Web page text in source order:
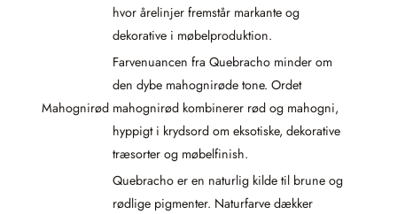
hvor årelinjer fremstår markante og
dekorative i møbelproduktion.
Mahognirød
Farvenuancen fra Quebracho minder om
den dybe mahognirøde tone. Ordet
mahognirød kombinerer rød og mahogni,
hyppigt i krydsord om eksotiske, dekorative
træsorter og møbelfinish.
Quebracho er en naturlig kilde til brune og
rødlige pigmenter. Naturfarve dækker